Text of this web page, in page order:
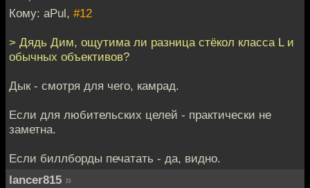
Кому: aPul, #12
> Дядь Дим, ощутима ли разница стёкол класса L и
обычных объективов?
Дык - смотря для чего, камрад.
Если для любительских целей - практически не
заметна.
Если биллборды печатать - да, видно.
lancer815 »